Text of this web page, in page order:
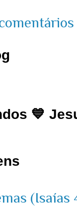
💙
(Isaías